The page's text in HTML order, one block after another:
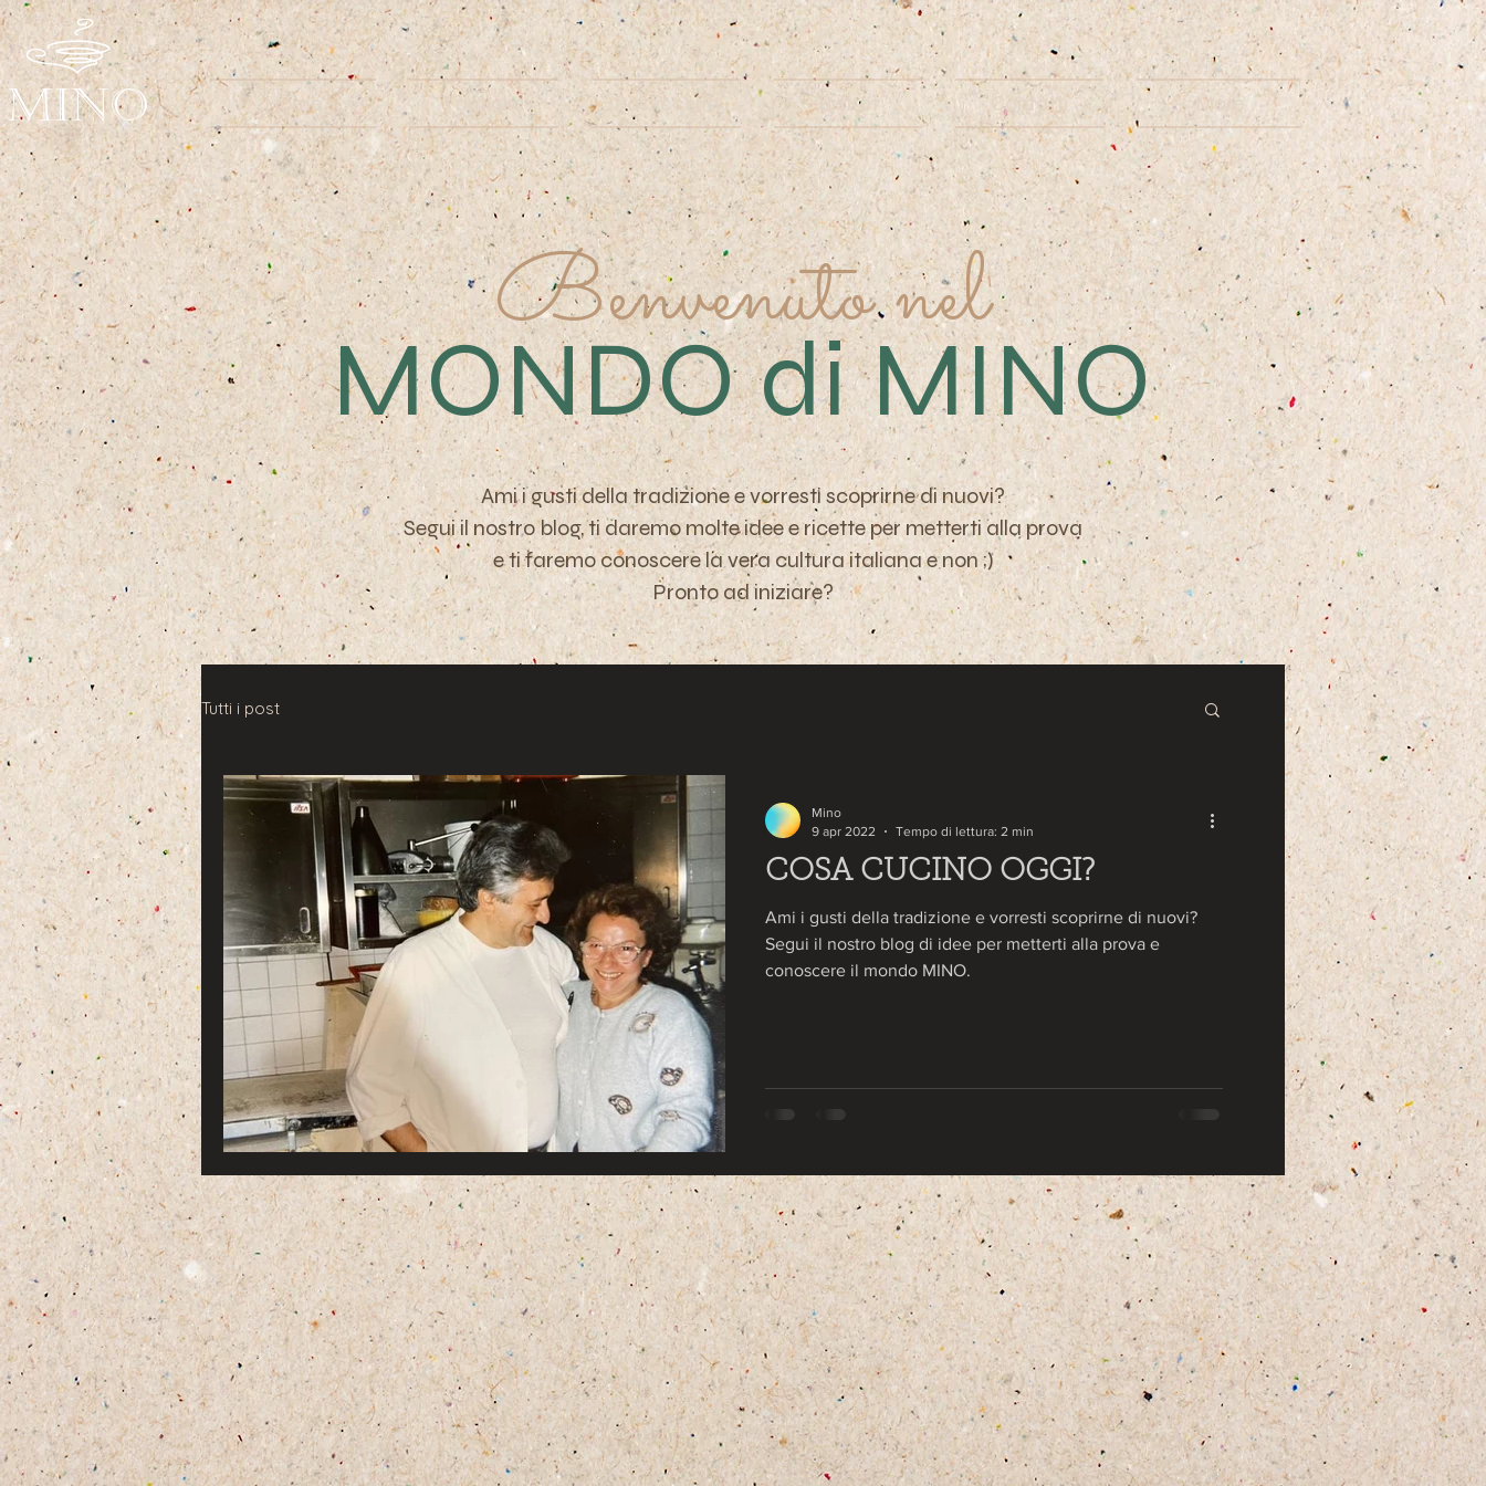
MINO Home Famiglia Pasticceria Bistrot Contatti More
MONDO di MINO
Benvenuto nel
Ami i gusti della tradizione e vorresti scoprirne di nuovi?
Segui il nostro blog, ti daremo molte idee e ricette per metterti alla prova
e ti faremo conoscere la vera cultura italiana e non;)
Pronto ad iniziare?
Tutti i post
COSA CUCINO OGGI?
Ami i gusti della tradizione e vorresti scoprirne di nuovi?
Segui il nostro blog di idee per metterti alla prova e
conoscere il mondo MINO.
Mino
9 apr 2022
Tempo di lettura: 2 min
Home Famiglia Pasticceria Bistrot Contatti Lavora con noi Blog